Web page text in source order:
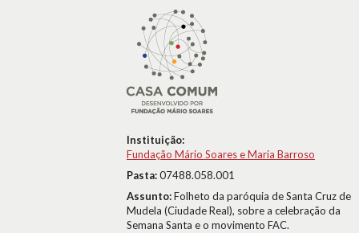
Instituição:
Fundação Mário Soares e Maria Barroso
Pasta:07488.058.001
Assunto:Folheto da paróquia de Santa Cruz de
Mudela (Ciudade Real), sobre a celebração da
Semana Santa e o movimento FAC.